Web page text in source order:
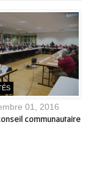
01, 2016
communautaire